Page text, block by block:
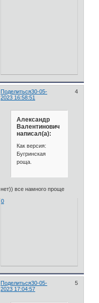
Поделиться 4
30-05-
2023 16:58:51
Александр
Валентинович
написал(а):
Как версия:
Бугринская
роща.
нет)) все намного проще
0
Поделиться 5
30-05-
2023 17:04:57